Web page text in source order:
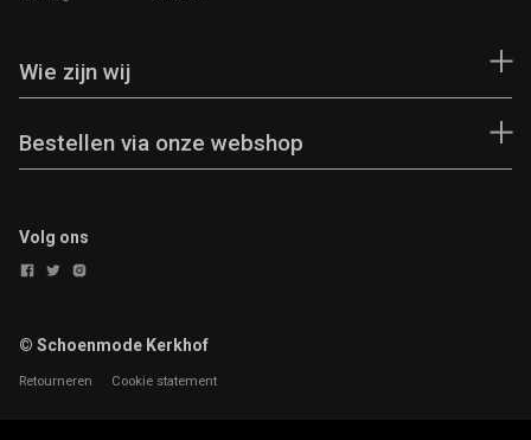
Wie zijn wij
Bestellen via onze webshop
Volg ons
© Schoenmode Kerkhof
Retourneren Cookie statement